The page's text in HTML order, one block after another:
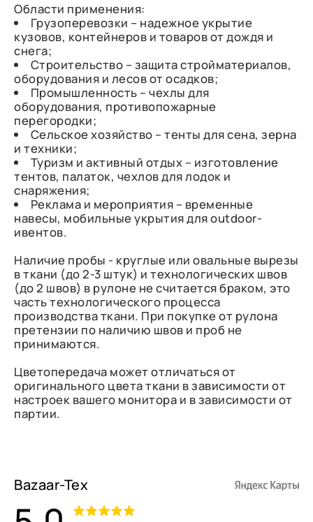
Области применения:
Грузоперевозки – надежное укрытие
кузовов, контейнеров и товаров от дождя и
снега;
Строительство – защита стройматериалов,
оборудования и лесов от осадков;
Промышленность – чехлы для
оборудования, противопожарные
перегородки;
Сельское хозяйство – тенты для сена, зерна
и техники;
Туризм и активный отдых – изготовление
тентов, палаток, чехлов для лодок и
снаряжения;
Реклама и мероприятия – временные
навесы, мобильные укрытия для outdoor-
ивентов.
Наличие пробы - круглые или овальные вырезы
в ткани (до 2-3 штук) и технологических швов
(до 2 швов) в рулоне не считается браком, это
часть технологического процесса
производства ткани. При покупке от рулона
претензии по наличию швов и проб не
принимаются.
Цветопередача может отличаться от
оригинального цвета ткани в зависимости от
настроек вашего монитора и в зависимости от
партии.
Bazaar-Tex